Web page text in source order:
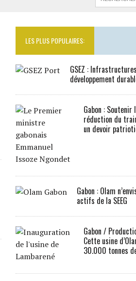
LES PLUS POPULAIRES:
GSEZ :
développement
Gabon :
réduction du
un devoir
Gabon : Olam
actifs de la SEEG
Gabon /
Cette usine
30.000 tonnes